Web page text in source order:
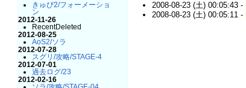
きゅぴ2/フォーメーショ
ン
2012-11-26
RecentDeleted
2012-08-25
AoS2/ソラ
2012-07-28
スグリ/攻略/STAGE-4
2012-07-01
過去ログ/23
2012-02-16
2008-08-23 (土) 00:05:43 -
2008-08-23 (土) 00:05:11 -